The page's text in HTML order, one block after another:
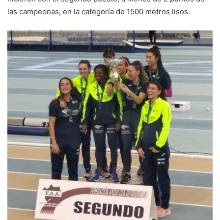
las campeonas, en la categoría de 1500 metros lisos.